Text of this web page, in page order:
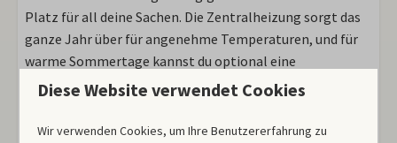
Platz für all deine Sachen. Die Zentralheizung sorgt das
ganze Jahr über für angenehme Temperaturen, und für
warme Sommertage kannst du optional eine
Klimaanlage dazubuchen.
Komplette Küche und praktischer
Diese Website verwendet Cookies
Wir verwenden Cookies, um Ihre Benutzererfahrung zu